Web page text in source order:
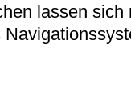
lassen